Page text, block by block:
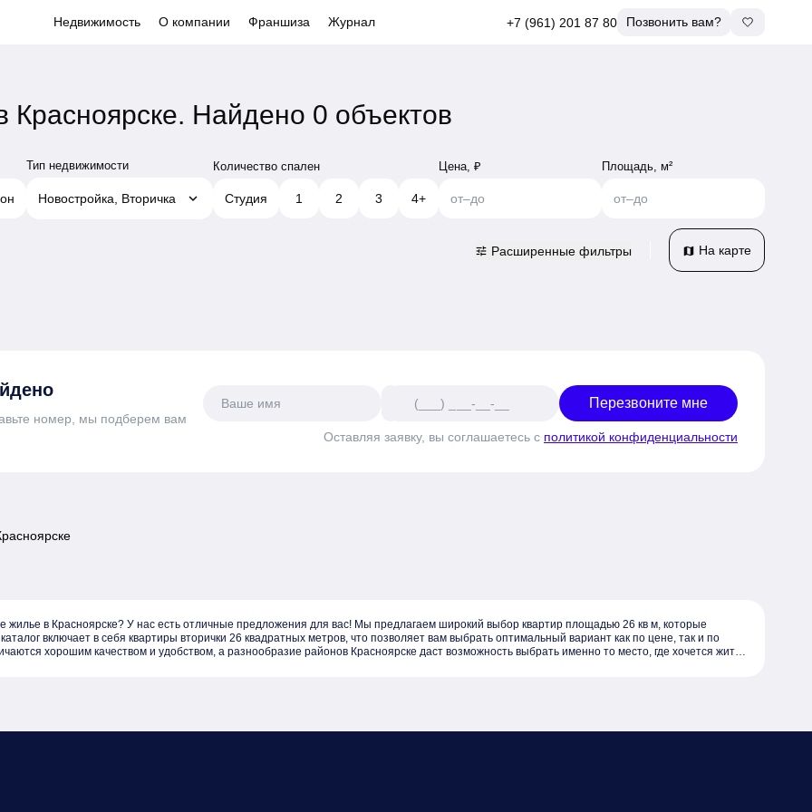
Недвижимость О компании Франшиза Журнал +7 (961) 201 87 80 Позвонить вам?
Найдено 0 объектов
Тип недвижимости
Новостройка, Вторичка keyboard_arrow_down
Количество спален
Студия 1 2 3 4+
Цена, ₽
от–до
Площадь, м²
от–до
tune Расширенные фильтры map На карте
номер, мы подберем вам
Перезвоните мне
Оставляя заявку, вы соглашаетесь с политикой конфиденциальности
хорошим качеством и удобством, а разнообразие районов Красноярске даст возможность выбрать именно то место, где хочется жить.